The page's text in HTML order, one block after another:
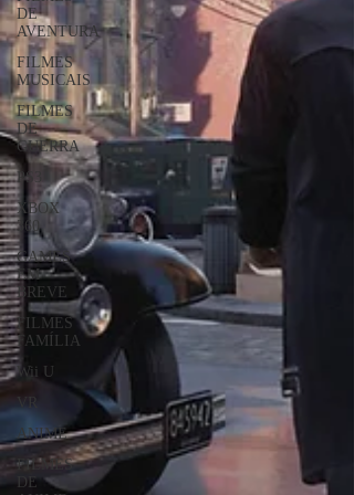
DE
AVENTURA
FILMES
MUSICAIS
FILMES
DE
GUERRA
PS3
XBOX
360
GAMES
EM
BREVE
FILMES
FAMÍLIA
Wii U
VR
ANIME
FILMES
DE